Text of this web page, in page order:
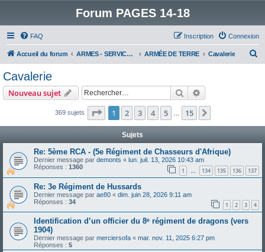
Forum PAGES 14-18
FAQ Connexion
Inscription
Accueil du forum ARMES - SERVICES - UNITES : historiques & discussions ARMÉE DE TERRE Cavalerie
e
Cavalerie
Nouveau sujet Rechercher
369 sujets Page 1sur15
1 2 3 4 5 15
Sujets
Re: 5ème RCA - (5e Régiment de Chasseurs d'Afrique)
Dernier message par demonts « lun. juil. 13, 2026 10:43 am
Réponses : 1360 1 … 134 135 136 137
Re: 3e Régiment de Hussards
Dernier message par ae80 « dim. juin 28, 2026 9:11 am
Réponses : 34 1 2 3 4
Identification d’un officier du 8ᵉ régiment de dragons (vers
1904)
Dernier message par merciersofa « mar. nov. 11, 2025 6:27 pm
Réponses : 5